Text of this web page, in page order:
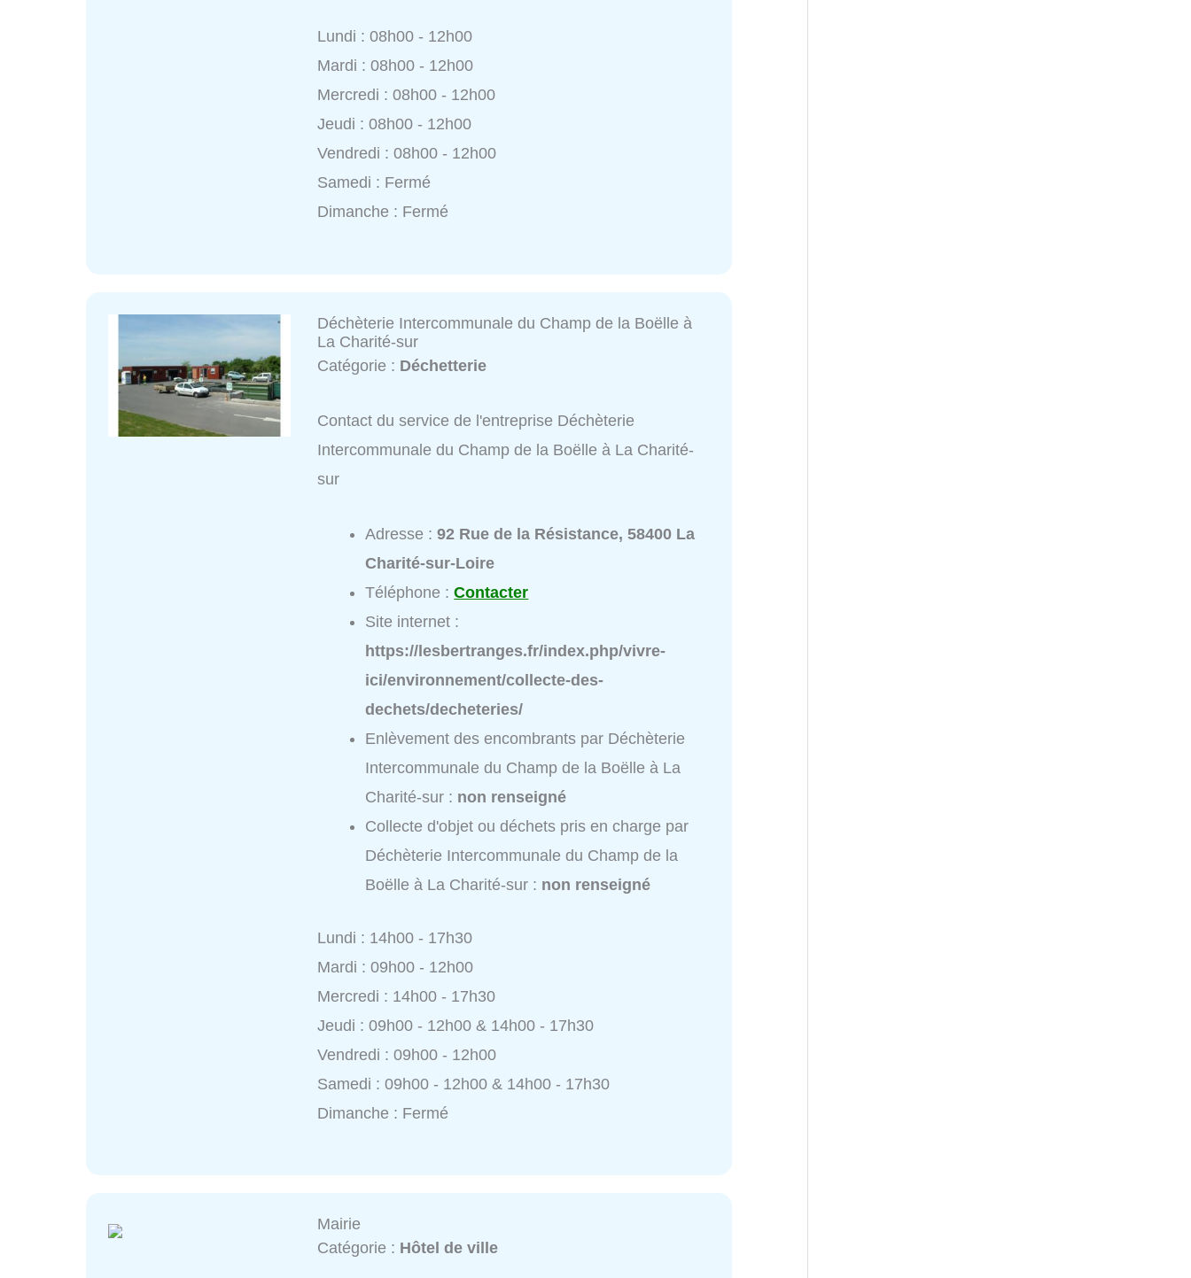
Lundi : 08h00 - 12h00
Mardi : 08h00 - 12h00
Mercredi : 08h00 - 12h00
Jeudi : 08h00 - 12h00
Vendredi : 08h00 - 12h00
Samedi : Fermé
Dimanche : Fermé
Déchèterie Intercommunale du Champ de la Boëlle à
La Charité-sur
Catégorie : Déchetterie
Contact du service de l'entreprise Déchèterie
Intercommunale du Champ de la Boëlle à La Charité-
sur
Adresse :92 Rue de la Résistance, 58400 La
Charité-sur-Loire
Téléphone :Contacter
Site internet :
https://lesbertranges.fr/index.php/vivre-
ici/environnement/collecte-des-
dechets/decheteries/
Enlèvement des encombrants par Déchèterie
Intercommunale du Champ de la Boëlle à La
Charité-sur : non renseigné
Collecte d'objet ou déchets pris en charge par
Déchèterie Intercommunale du Champ de la
Boëlle à La Charité-sur : non renseigné
Lundi : 14h00 - 17h30
Mardi : 09h00 - 12h00
Mercredi : 14h00 - 17h30
Jeudi : 09h00 - 12h00 & 14h00 - 17h30
Vendredi : 09h00 - 12h00
Samedi : 09h00 - 12h00 & 14h00 - 17h30
Dimanche : Fermé
Mairie
Catégorie : Hôtel de ville